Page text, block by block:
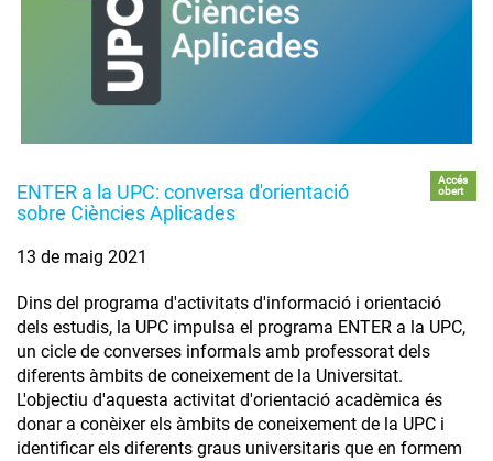
ENTER a la UPC: conversa d'orientació
sobre Ciències Aplicades
Accés
obert
13 de maig 2021
Dins del programa d'activitats d'informació i orientació
dels estudis, la UPC impulsa el programa ENTER a la UPC,
un cicle de converses informals amb professorat dels
diferents àmbits de coneixement de la Universitat.
L'objectiu d'aquesta activitat d'orientació acadèmica és
donar a conèixer els àmbits de coneixement de la UPC i
identificar els diferents graus universitaris que en formem